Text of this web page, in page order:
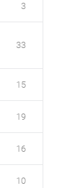
3
33
15
19
16
10